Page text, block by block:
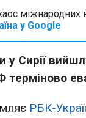
міжнародних
у Google
у Сирії
терміново
РБК-